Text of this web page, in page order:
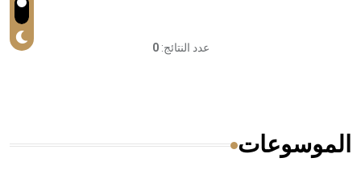
عدد النتائج:0
الموسوعات